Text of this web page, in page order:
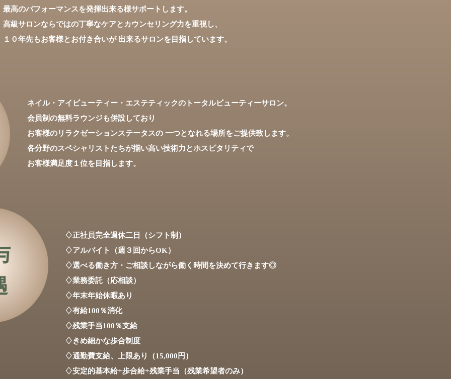
最高のパフォーマンスを発揮出来る様サポートします。
高級サロンならではの丁寧なケアとカウンセリング力を重視し、
１０年先もお客様とお付き合いが 出来るサロンを目指しています。
ネイル・アイビューティー・エステティックのトータルビューティーサロン。
会員制の無料ラウンジも併設しており
お客様のリラクゼーションステータスの 一つとなれる場所をご提供致します。
各分野のスペシャリストたちが揃い高い技術力とホスピタリティで
お客様満足度１位を目指します。
♢正社員完全週休二日（シフト制）
♢アルバイト（週３回からOK）
​♢選べる働き方・ご相談しながら働く時間を決めて行きます◎
♢業務委託（応相談）
♢年末年始休暇あり
♢有給100％消化
♢残業手当100％支給
♢きめ細かな歩合制度
♢通勤費支給、上限あり（15,000円）
♢安定的基本給+歩合給+残業手当（残業希望者のみ）